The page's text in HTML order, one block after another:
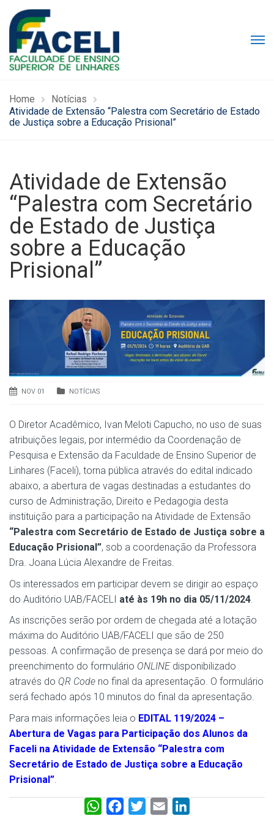
Home
Notícias
Atividade de Extensão “Palestra com Secretário de Estado
de Justiça sobre a Educação Prisional”
Atividade de Extensão
“Palestra com Secretário
de Estado de Justiça
sobre a Educação
Prisional”
NOV 01 NOTÍCIAS
O Diretor Acadêmico, Ivan Meloti Capucho, no uso de suas
atribuições legais, por intermédio da Coordenação de
Pesquisa e Extensão da Faculdade de Ensino Superior de
Linhares (Faceli), torna pública através do edital indicado
abaixo, a abertura de vagas destinadas a estudantes do
curso de Administração, Direito e Pedagogia desta
instituição para a participação na Atividade de Extensão
“Palestra com Secretário de Estado de Justiça sobre a
Educação Prisional”, sob a coordenação da Professora
Dra. Joana Lúcia Alexandre de Freitas.
Os interessados em participar devem se dirigir ao espaço
do Auditório UAB/FACELI até às 19h no dia 05/11/2024
As inscrições serão por ordem de chegada até a lotação
máxima do Auditório UAB/FACELI que são de 250
pessoas. A confirmação de presença se dará por meio do
preenchimento do formulário ONLINEdisponibilizado
através do QR Code no final da apresentação. O formulário
será fechado após 10 minutos do final da apresentação.
Para mais informações leia o EDITAL 119/2024 –
Abertura de Vagas para Participação dos Alunos da
Faceli na Atividade de Extensão “Palestra com
Secretário de Estado de Justiça sobre a Educação
Prisional”.
W